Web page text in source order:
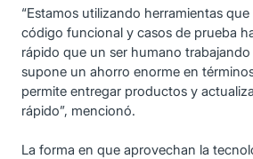
“Estamos utilizando herramientas
código funcional y casos de prueba
rápido que un ser humano
supone un ahorro enorme en
permite entregar productos y
rápido”, mencionó.
La forma en que aprovechan la